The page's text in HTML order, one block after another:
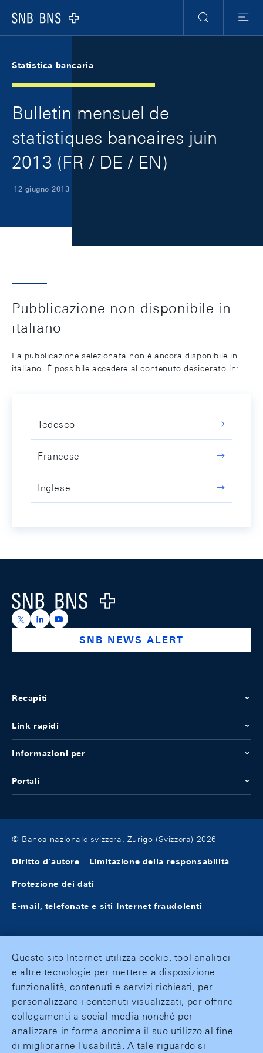
Logo
Ricerca
Menu
Statistica bancaria
Bulletin mensuel de
statistiques bancaires juin
2013 (FR / DE / EN)
12 giugno 2013
Pubblicazione non disponibile in
italiano
La pubblicazione selezionata non è ancora disponibile in
italiano. È possibile accedere al contenuto desiderato in:
Tedesco
Francese
Inglese
Logo
https://x.com/snb_bns
https://ch.linkedin.com/company/swiss-national-
https://www.youtube.com/@swissnationalbank
SNB NEWS ALERT
Recapiti
Link rapidi
Informazioni per
Portali
© Banca nazionale svizzera, Zurigo (Svizzera) 2026
Diritto d'autore Limitazione della responsabilità
Protezione dei dati
E-mail, telefonate e siti Internet fraudolenti
Questo sito Internet utilizza cookie, tool analitici
e altre tecnologie per mettere a disposizione
funzionalità, contenuti e servizi richiesti, per
personalizzare i contenuti visualizzati, per offrire
collegamenti a social media nonché per
analizzare in forma anonima il suo utilizzo al fine
di migliorarne l'usabilità. A tale riguardo si